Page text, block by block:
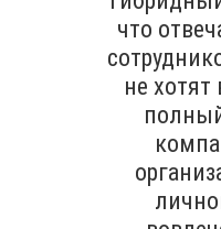
что
не